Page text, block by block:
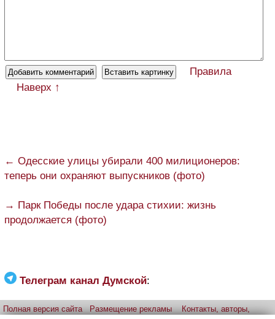
Правила
Наверх ↑
← Одесские улицы убирали 400 милиционеров:
теперь они охраняют выпускников (фото)
→ Парк Победы после удара стихии: жизнь
продолжается (фото)
Телеграм канал Думской:
Полная версия сайта Размещение рекламы Контакты, авторы,